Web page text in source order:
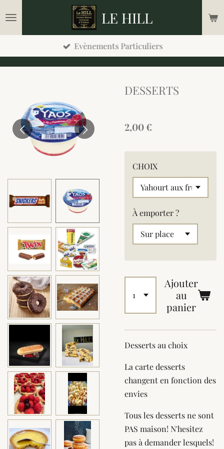
LE HILL
Evènements Particuliers
DESSERTS
2,00 €
CHOIX
À emporter ?
Ajouter
au
panier
Desserts au choix
La carte desserts
changent en fonction des
envies
Tous les desserts ne sont
PAS maison! N'hesitez
pas à demander lesquels!